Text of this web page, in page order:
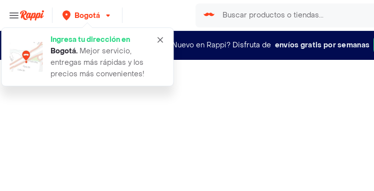
Bogotá
Ingresa tu dirección en
Bogotá. Mejor servicio,
entregas más rápidas y los
precios más convenientes!
¿Nuevo en Rappi? Disfruta de envíos gratis por semanas
aceite de coco kirkland